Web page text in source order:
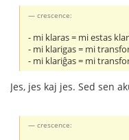
crescence:
- mi klaras = mi estas
- mi klarigas = mi
- mi klariĝas = mi
Jes, jes kaj jes. Sed sen
crescence: